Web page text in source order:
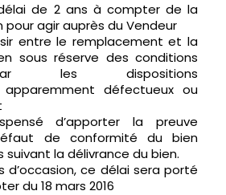
de 2 ans à compter de la
pour agir auprès du Vendeur
entre le remplacement et la
sous réserve des conditions
les dispositions
apparemment défectueux ou
d’apporter la preuve
de conformité du bien
suivant la délivrance du bien.
d’occasion, ce délai sera porté
du 18 mars 2016